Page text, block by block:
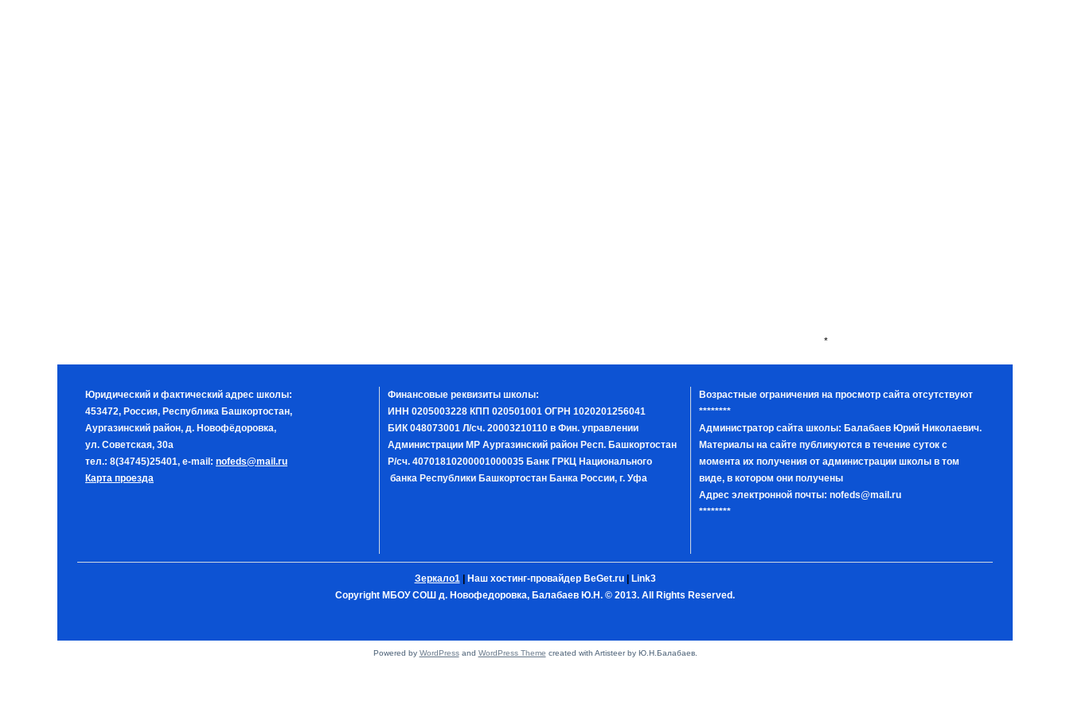
*
Юридический и фактический адрес школы:
453472, Россия, Республика Башкортостан,
Аургазинский район, д. Новофёдоровка,
ул. Советская, 30а
тел.: 8(34745)25401, e-mail: nofeds@mail.ru
Карта проезда
Финансовые реквизиты школы:
ИНН 0205003228 КПП 020501001 ОГРН 1020201256041
БИК 048073001 Л/сч. 20003210110 в Фин. управлении
Администрации МР Аургазинский район Респ. Башкортостан
Р/сч. 40701810200001000035 Банк ГРКЦ Национального
банка Республики Башкортостан Банка России, г. Уфа
Возрастные ограничения на просмотр сайта отсутствуют
********
Администратор сайта школы: Балабаев Юрий Николаевич.
Материалы на сайте публикуются в течение суток с
момента их получения от администрации школы в том
виде, в котором они получены
Адрес электронной почты: nofeds@mail.ru
********
Зеркало1| Наш хостинг-провайдер BeGet.ru|
Link3
Copyright МБОУ СОШ д. Новофедоровка, Балабаев Ю.Н. © 2013. All Rights Reserved.
Powered by WordPressand WordPress Theme created with Artisteer by Ю.Н.Балабаев.